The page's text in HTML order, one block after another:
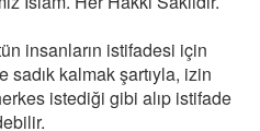
insanların istifadesi için
sadık kalmak şartıyla, izin
istediği gibi alıp istifade